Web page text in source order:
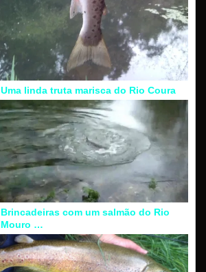
Uma linda truta marisca do Rio Coura
Brincadeiras com um salmão do Rio
Mouro …